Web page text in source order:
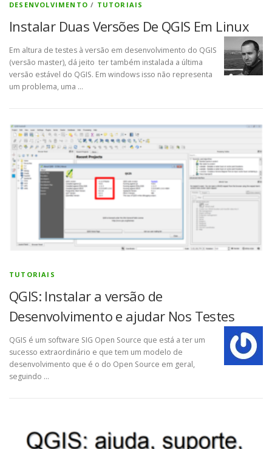
DESENVOLVIMENTO / TUTORIAIS
Instalar Duas Versões De QGIS Em Linux
Em altura de testes à versão em desenvolvimento do QGIS
(versão master), dá jeito ter também instalada a última
versão estável do QGIS. Em windows isso não representa
um problema, uma …
TUTORIAIS
QGIS: Instalar a versão de
Desenvolvimento e ajudar Nos Testes
QGIS é um software SIG Open Source que está a ter um
sucesso extraordinário e que tem um modelo de
desenvolvimento que é o do Open Source em geral,
seguindo …